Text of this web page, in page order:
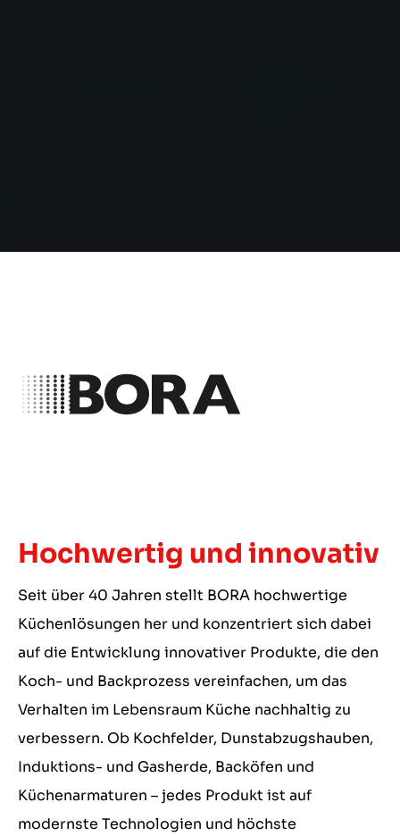
Hochwertig und innovativ
Seit über 40 Jahren stellt BORA hochwertige
Küchenlösungen her und konzentriert sich dabei
auf die Entwicklung innovativer Produkte, die den
Koch- und Backprozess vereinfachen, um das
Verhalten im Lebensraum Küche nachhaltig zu
verbessern. Ob Kochfelder, Dunstabzugshauben,
Induktions- und Gasherde, Backöfen und
Küchenarmaturen – jedes Produkt ist auf
modernste Technologien und höchste